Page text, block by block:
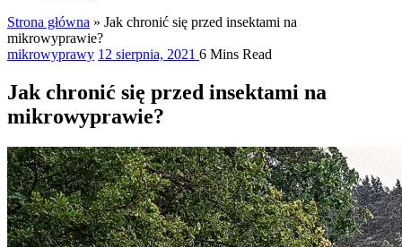
Strona główna » Jak chronić się przed insektami na
mikrowyprawie?
mikrowyprawy 12 sierpnia, 2021 6 Mins Read
Jak chronić się przed insektami na
mikrowyprawie?